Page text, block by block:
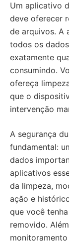
Um aplicativo
deve oferecer
de arquivos. A
todos os
exatamente
consumindo.
ofereça
que o
intervenção
A segurança
fundamental:
dados
aplicativos
da limpeza,
ação e
que você
removido.